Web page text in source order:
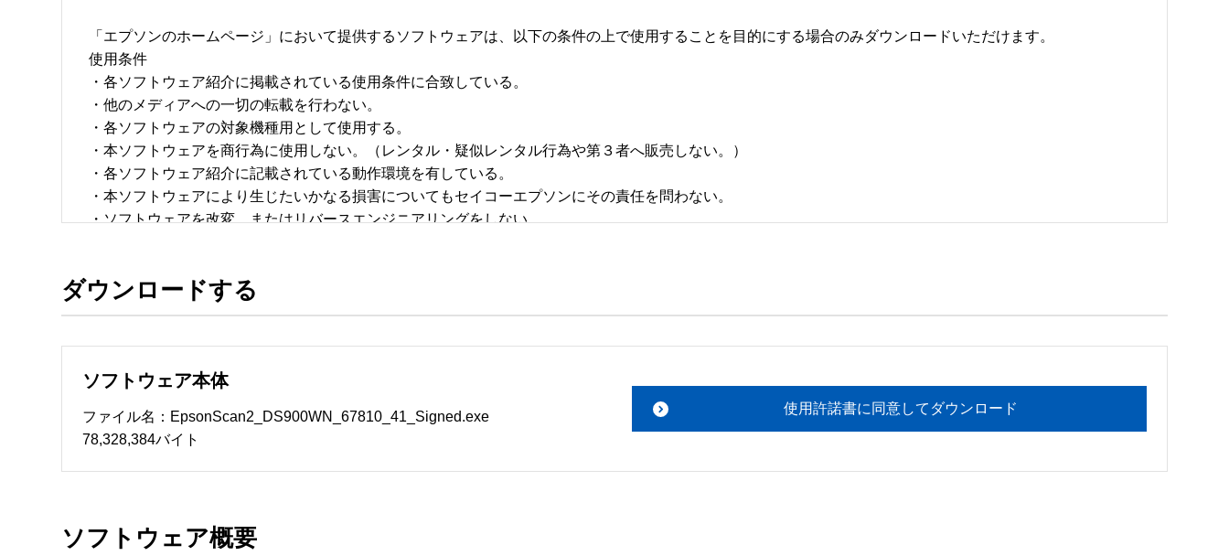
「エプソンのホームページ」において提供するソフトウェアは、以下の条件の上で使用することを目的にする場合のみダウンロードいただけます。
使用条件
・各ソフトウェア紹介に掲載されている使用条件に合致している。
・他のメディアへの一切の転載を行わない。
・各ソフトウェアの対象機種用として使用する。
・本ソフトウェアを商行為に使用しない。（レンタル・疑似レンタル行為や第３者へ販売しない。）
・各ソフトウェア紹介に記載されている動作環境を有している。
・本ソフトウェアにより生じたいかなる損害についてもセイコーエプソンにその責任を問わない。
・ソフトウェアを改変、またはリバースエンジニアリングをしない。
ソフトウェアのサポート
ソフトウェアの保証範囲
・ソフトウェアは、予告せず改良、変更することがあります。
著作権者
ダウンロードする
ソフトウェア本体
ファイル名：EpsonScan2_DS900WN_67810_41_Signed.exe
78,328,384バイト
使用許諾書に同意してダウンロード
ソフトウェア概要